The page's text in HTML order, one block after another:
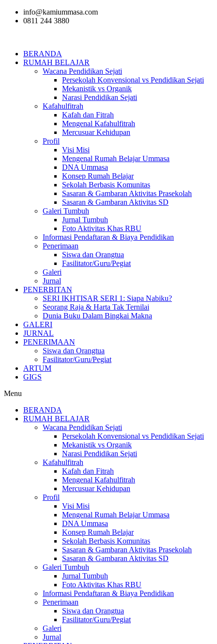
info@kamiummasa.com
0811 244 3880
BERANDA
RUMAH BELAJAR
Wacana Pendidikan Sejati
Persekolah Konvensional vs Pendidikan Sejati
Mekanistik vs Organik
Narasi Pendidikan Sejati
Kafahulfitrah
Kafah dan Fitrah
Mengenal Kafahulfitrah
Mercusuar Kehidupan
Profil
Visi Misi
Mengenal Rumah Belajar Ummasa
DNA Ummasa
Konsep Rumah Belajar
Sekolah Berbasis Komunitas
Sasaran & Gambaran Aktivitas Prasekolah
Sasaran & Gambaran Aktivitas SD
Galeri Tumbuh
Jurnal Tumbuh
Foto Aktivitas Khas RBU
Informasi Pendaftaran & Biaya Pendidikan
Penerimaan
Siswa dan Orangtua
Fasilitator/Guru/Pegiat
Galeri
Jurnal
PENERBITAN
SERI IKHTISAR SERI 1: Siapa Nabiku?
Seorang Raja & Harta Tak Ternilai
Dunia Buku Dalam Bingkai Makna
GALERI
JURNAL
PENERIMAAN
Siswa dan Orangtua
Fasilitator/Guru/Pegiat
ARTUM
GIGS
Menu
BERANDA
RUMAH BELAJAR
Wacana Pendidikan Sejati
Persekolah Konvensional vs Pendidikan Sejati
Mekanistik vs Organik
Narasi Pendidikan Sejati
Kafahulfitrah
Kafah dan Fitrah
Mengenal Kafahulfitrah
Mercusuar Kehidupan
Profil
Visi Misi
Mengenal Rumah Belajar Ummasa
DNA Ummasa
Konsep Rumah Belajar
Sekolah Berbasis Komunitas
Sasaran & Gambaran Aktivitas Prasekolah
Sasaran & Gambaran Aktivitas SD
Galeri Tumbuh
Jurnal Tumbuh
Foto Aktivitas Khas RBU
Informasi Pendaftaran & Biaya Pendidikan
Penerimaan
Siswa dan Orangtua
Fasilitator/Guru/Pegiat
Galeri
Jurnal